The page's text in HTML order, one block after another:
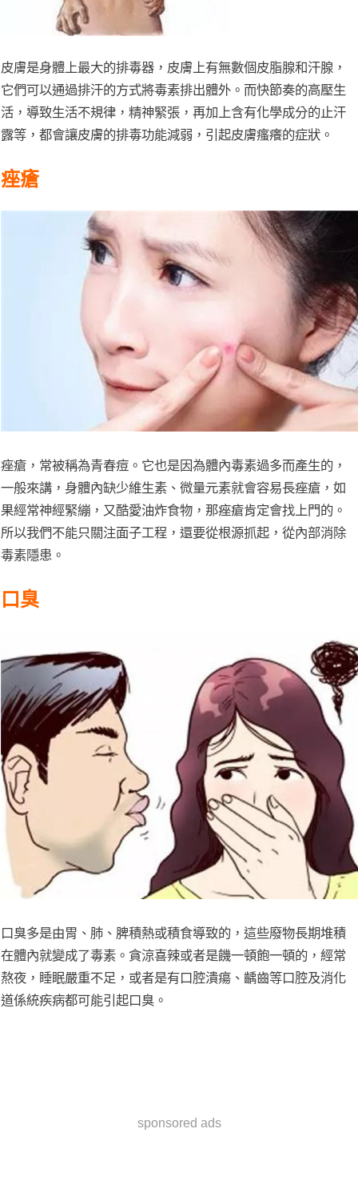
皮膚是身體上最大的排毒器，皮膚上有無數個皮脂腺和汗腺，
它們可以通過排汗的方式將毒素排出體外。而快節奏的高壓生
活，導致生活不規律，精神緊張，再加上含有化學成分的止汗
露等，都會讓皮膚的排毒功能減弱，引起皮膚瘙癢的症狀。
痤瘡
痤瘡，常被稱為青春痘。它也是因為體內毒素過多而產生的，
一般來講，身體內缺少維生素、微量元素就會容易長痤瘡，如
果經常神經緊繃，又酷愛油炸食物，那痤瘡肯定會找上門的。
所以我們不能只關注面子工程，還要從根源抓起，從內部消除
毒素隱患。
口臭
口臭多是由胃、肺、脾積熱或積食導致的，這些廢物長期堆積
在體內就變成了毒素。貪涼喜辣或者是饑一頓飽一頓的，經常
熬夜，睡眠嚴重不足，或者是有口腔潰瘍、齲齒等口腔及消化
道係統疾病都可能引起口臭。
sponsored ads